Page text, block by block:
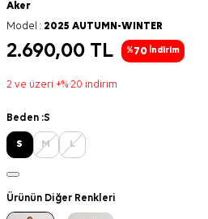
Aker
Model : 2025 AUTUMN-WINTER
2.690,00 TL %70 İndirim
2 ve üzeri +% 20 indirim
Beden :S
S M L
Ürünün Diğer Renkleri